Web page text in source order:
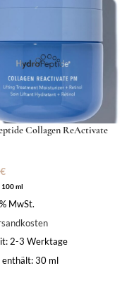
Collagen ReActivate
€
100ml
MwSt.
2-3 Werktage
enthält: 30 ml